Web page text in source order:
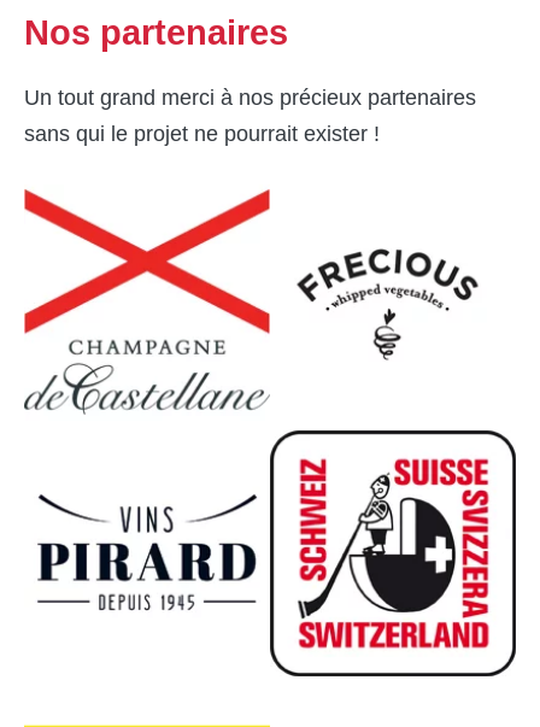
Nos partenaires
Un tout grand merci à nos précieux partenaires
sans qui le projet ne pourrait exister !